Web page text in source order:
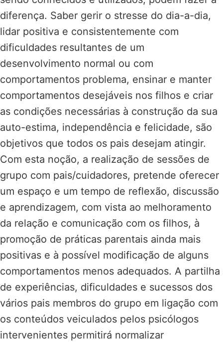
diferença. Saber gerir o stresse do dia-a-dia,
lidar positiva e consistentemente com
dificuldades resultantes de um
desenvolvimento normal ou com
comportamentos problema, ensinar e manter
comportamentos desejáveis nos filhos e criar
as condições necessárias à construção da sua
auto-estima, independência e felicidade, são
objetivos que todos os pais desejam atingir.
Com esta noção, a realização de sessões de
grupo com pais/cuidadores, pretende oferecer
um espaço e um tempo de reflexão, discussão
e aprendizagem, com vista ao melhoramento
da relação e comunicação com os filhos, à
promoção de práticas parentais ainda mais
positivas e à possível modificação de alguns
comportamentos menos adequados. A partilha
de experiências, dificuldades e sucessos dos
vários pais membros do grupo em ligação com
os conteúdos veiculados pelos psicólogos
intervenientes permitirá normalizar